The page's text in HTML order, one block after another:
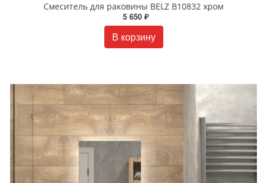
Смеситель для раковины BELZ B10832 хром
5 650 ₽
В корзину